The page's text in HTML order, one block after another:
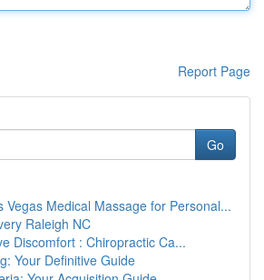
Report Page
Go
Vegas Medical Massage for Personal...
Raleigh NC
Discomfort : Chiropractic Ca...
Your Definitive Guide